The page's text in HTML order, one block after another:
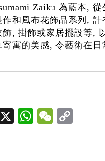
Zaiku 為藍本,
作和風布花飾品系列,
飾, 掛飾或家居擺設等,
寄寓的美感, 令藝術在
Facebook
X WhatsApp
WeChat